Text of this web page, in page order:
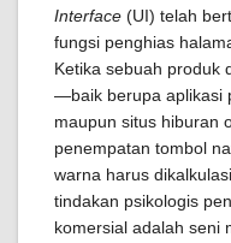
Interface (UI) telah
fungsi penghias
Ketika sebuah produk
—baik berupa aplikasi
maupun situs hiburan
penempatan tombol
warna harus
tindakan psikologis
komersial adalah seni